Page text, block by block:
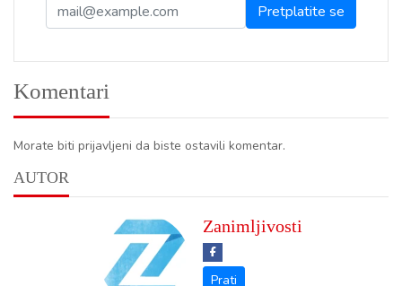
Komentari
Morate biti prijavljeni da biste ostavili komentar.
AUTOR
Zanimljivosti